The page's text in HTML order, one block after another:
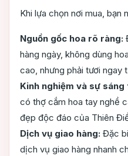
Khi lựa chọn nơi mua, bạn
Nguồn gốc hoa rõ ràng:
hàng ngày, không dùng
cao, nhưng phải tươi ngay
Kinh nghiệm và sự sáng
có thợ cắm hoa tay nghề
đẹp độc đáo của Thiên
Dịch vụ giao hàng: Đặc
dịch vụ giao hàng nhanh